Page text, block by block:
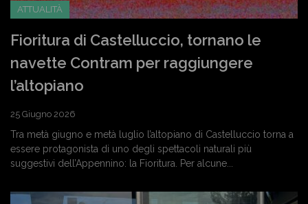
ATTUALITÀ
Fioritura di Castelluccio, tornano le
navette Contram per raggiungere
l’altopiano
25 Giugno 2026
Tra metà giugno e metà luglio l’altopiano di Castelluccio torna a
essere protagonista di uno degli spettacoli naturali più
suggestivi dell’Appennino: la Fioritura. Per alcune...